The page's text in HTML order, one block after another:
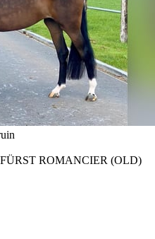
ROMANCIER (OLD)